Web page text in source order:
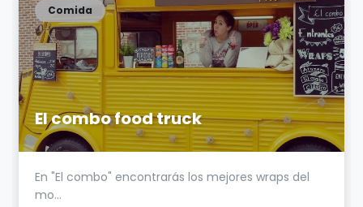
El combo food truck
Comida
En "El combo" encontrarás los mejores wraps del
mo...